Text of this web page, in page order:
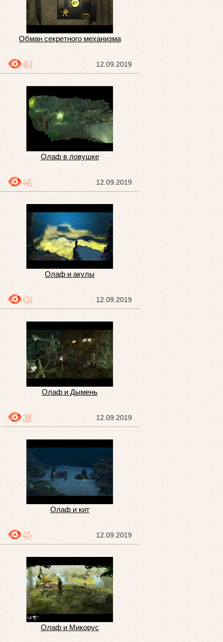
Обман секретного механизма
12.09.2019
463
Олаф в ловушке
12.09.2019
446
Олаф и акулы
12.09.2019
434
Олаф и Дымень
12.09.2019
388
Олаф и кит
12.09.2019
415
Олаф и Микорус